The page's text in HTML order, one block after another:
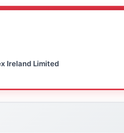
Ireland Limited